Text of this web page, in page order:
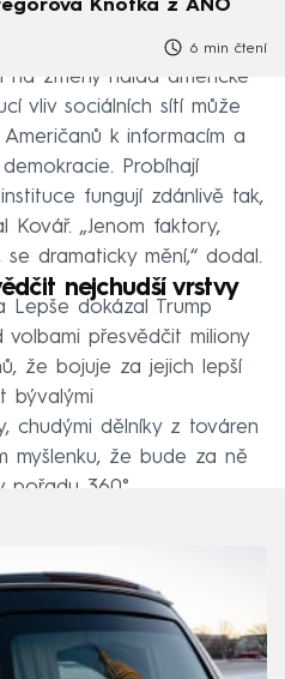
Knotka z ANO
6 min čtení
na změny nálad americké
vliv sociálních sítí může
k informacím a
Probíhají
fungují zdánlivě tak,
Kovář. „Jenom faktory,
dramaticky mění,“ dodal.
nejchudší vrstvy
Lepše dokázal Trump
přesvědčit miliony
že bojuje za jejich lepší
bývalými
chudými dělníky z továren
myšlenku, že bude za ně
pořadu 360°.